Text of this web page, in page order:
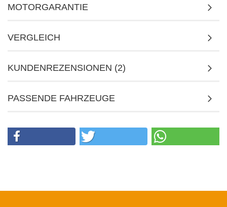
MOTORGARANTIE
VERGLEICH
KUNDENREZENSIONEN (2)
PASSENDE FAHRZEUGE